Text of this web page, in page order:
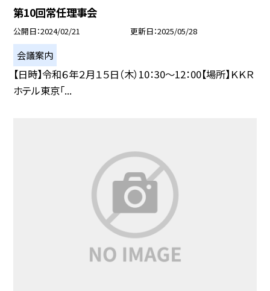
第10回常任理事会
公開日 2024/02/21 更新日 2025/05/28
会議案内
【日時】令和６年２月１５日（木）10：30〜12：00【場所】ＫＫＲ
ホテル東京「...